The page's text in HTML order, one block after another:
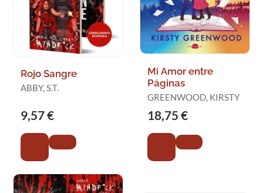
Rojo Sangre
ABBY, S.T.
9,57 €
Mi Amor entre
Páginas
GREENWOOD, KIRSTY
18,75 €